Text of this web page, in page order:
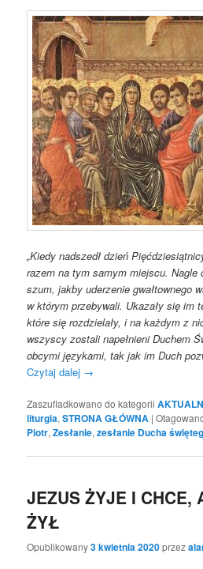
„Kiedy nadszedł dzień
razem na tym samym miejscu. Nagle
szum, jakby uderzenie gwałtownego
w którym przebywali. Ukazały się im
które się rozdzielały, i na każdym z
wszyscy zostali napełnieni Duchem
obcymi językami, tak jak im Duch
Czytaj dalej →
Zaszufladkowano do kategorii
liturgia,STRONA GŁÓWNA |
Piotr,Zesłanie,zesłanie Ducha
JEZUS ŻYJE I CHCE,
ŻYŁ
Opublikowany3 kwietnia 2020przez